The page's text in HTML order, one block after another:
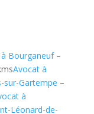
Bourganeuf–
Avocat à
sur-Gartempe –
à
Léonard-de-